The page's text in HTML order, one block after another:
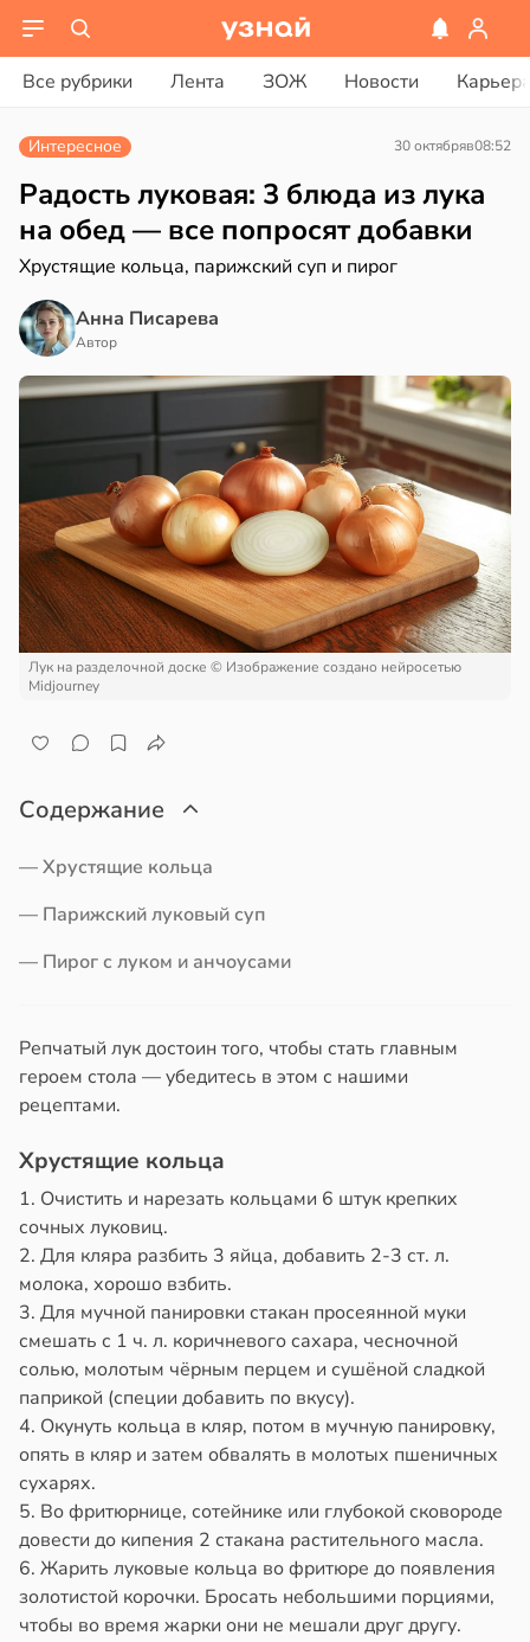
Все рубрики Лента ЗОЖ Новости
в13:55
21:42
в20:58
в19:27
в 17:21
Интересное 30 октябряв08:52
Радость луковая: 3 блюда из лука
на обед — все попросят добавки
Хрустящие кольца, парижский суп и пирог
Анна Писарева
Автор
Лук на разделочной доске © Изображение создано нейросетью
Midjourney
Содержание
— Хрустящие кольца
— Парижский луковый суп
— Пирог с луком и анчоусами
Репчатый лук достоин того, чтобы стать главным
героем стола — убедитесь в этом с нашими
рецептами.
Хрустящие кольца
1. Очистить и нарезать кольцами 6 штук крепких
сочных луковиц.
2. Для кляра разбить 3 яйца, добавить 2-3 ст. л.
молока, хорошо взбить.
3. Для мучной панировки стакан просеянной муки
смешать с 1 ч. л. коричневого сахара, чесночной
солью, молотым чёрным перцем и сушёной сладкой
паприкой (специи добавить по вкусу).
4. Окунуть кольца в кляр, потом в мучную панировку,
опять в кляр и затем обвалять в молотых пшеничных
сухарях.
5. Во фритюрнице, сотейнике или глубокой сковороде
довести до кипения 2 стакана растительного масла.
6. Жарить луковые кольца во фритюре до появления
золотистой корочки. Бросать небольшими порциями,
чтобы во время жарки они не мешали друг другу.